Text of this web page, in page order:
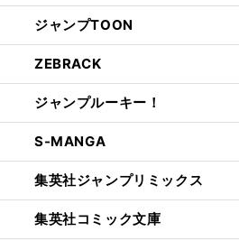
ジャンプTOON
ZEBRACK
ジャンプルーキー！
S-MANGA
集英社ジャンプリミックス
集英社コミック文庫